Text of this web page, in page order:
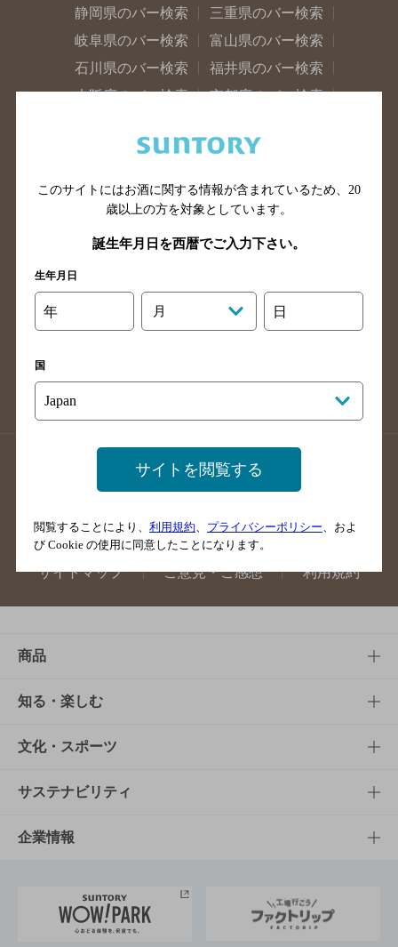
静岡県のバー検索
三重県のバー検索
岐阜県のバー検索
富山県のバー検索
石川県のバー検索
福井県のバー検索
大阪府のバー検索
京都府のバー検索
滋賀県のバー検索
和歌山県のバー検索
山口県のバー検索
鳥取県のバー検索
島根県のバー検索
徳島県のバー検索
高知県のバー検索
福岡県のバー検索
長崎県のバー検索
佐賀県のバー検索
店舗登録方法のご案内
店舗情報更新方法のご案内
掲載店舗様ログイン
サイトマップ ご意見・ご感想 利用規約
商品
商品TOP
商品一覧
商品発売情報
栄養成分一覧
知る・楽しむ
知る・楽しむTOP
キャンペーン
工場見学
地域情報
文化・スポーツ
文化・スポーツTOP
サントリーホール
サントリーサンバーズ大阪
サステナビリティ
サステナビリティTOP
サントリーが考えるサステナビリティ経営
企業情報
企業概要
このサイトにはお酒に関する情報が含まれているため、 20
歳以上の方を対象としています。
誕生年月日を西暦でご入力下さい。
生年月日
年 月 日
国
サイトを閲覧する
閲覧することにより、 利用規約 プライバシーポリシー 、およ
び Cookie の使用に同意したことになります。